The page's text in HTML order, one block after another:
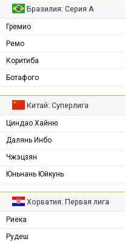
Бразилия: Серия А
Гремио
Ремо
Коритиба
Ботафого
Китай: Суперлига
Циндао Хайню
Далянь Инбо
Чжэцзян
Юньнань Юйкунь
Хорватия: Первая лига
Риека
Рудеш